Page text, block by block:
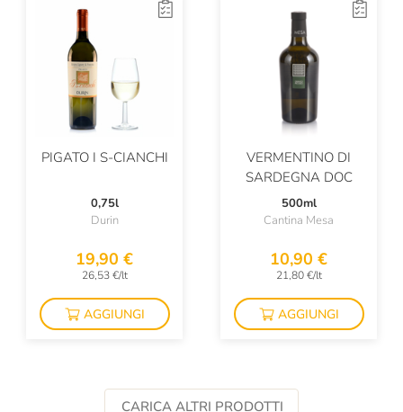
Ridolfi Montalcino
Riecine
Riserva Della Cascina
Rivera
Roberto Garbarino
Roberto Mazzarello
Rocca Di Frassinello
Romandiola
Ronco Belvedere
Ronco Dei Tassi
PIGATO I S-CIANCHI
0,75l
Durin
19,90 €
26,53 €/lt
AGGIUNGI
VERMENTINO DI
SARDEGNA DOC
500ml
Cantina Mesa
10,90 €
21,80 €/lt
AGGIUNGI
CARICA ALTRI PRODOTTI